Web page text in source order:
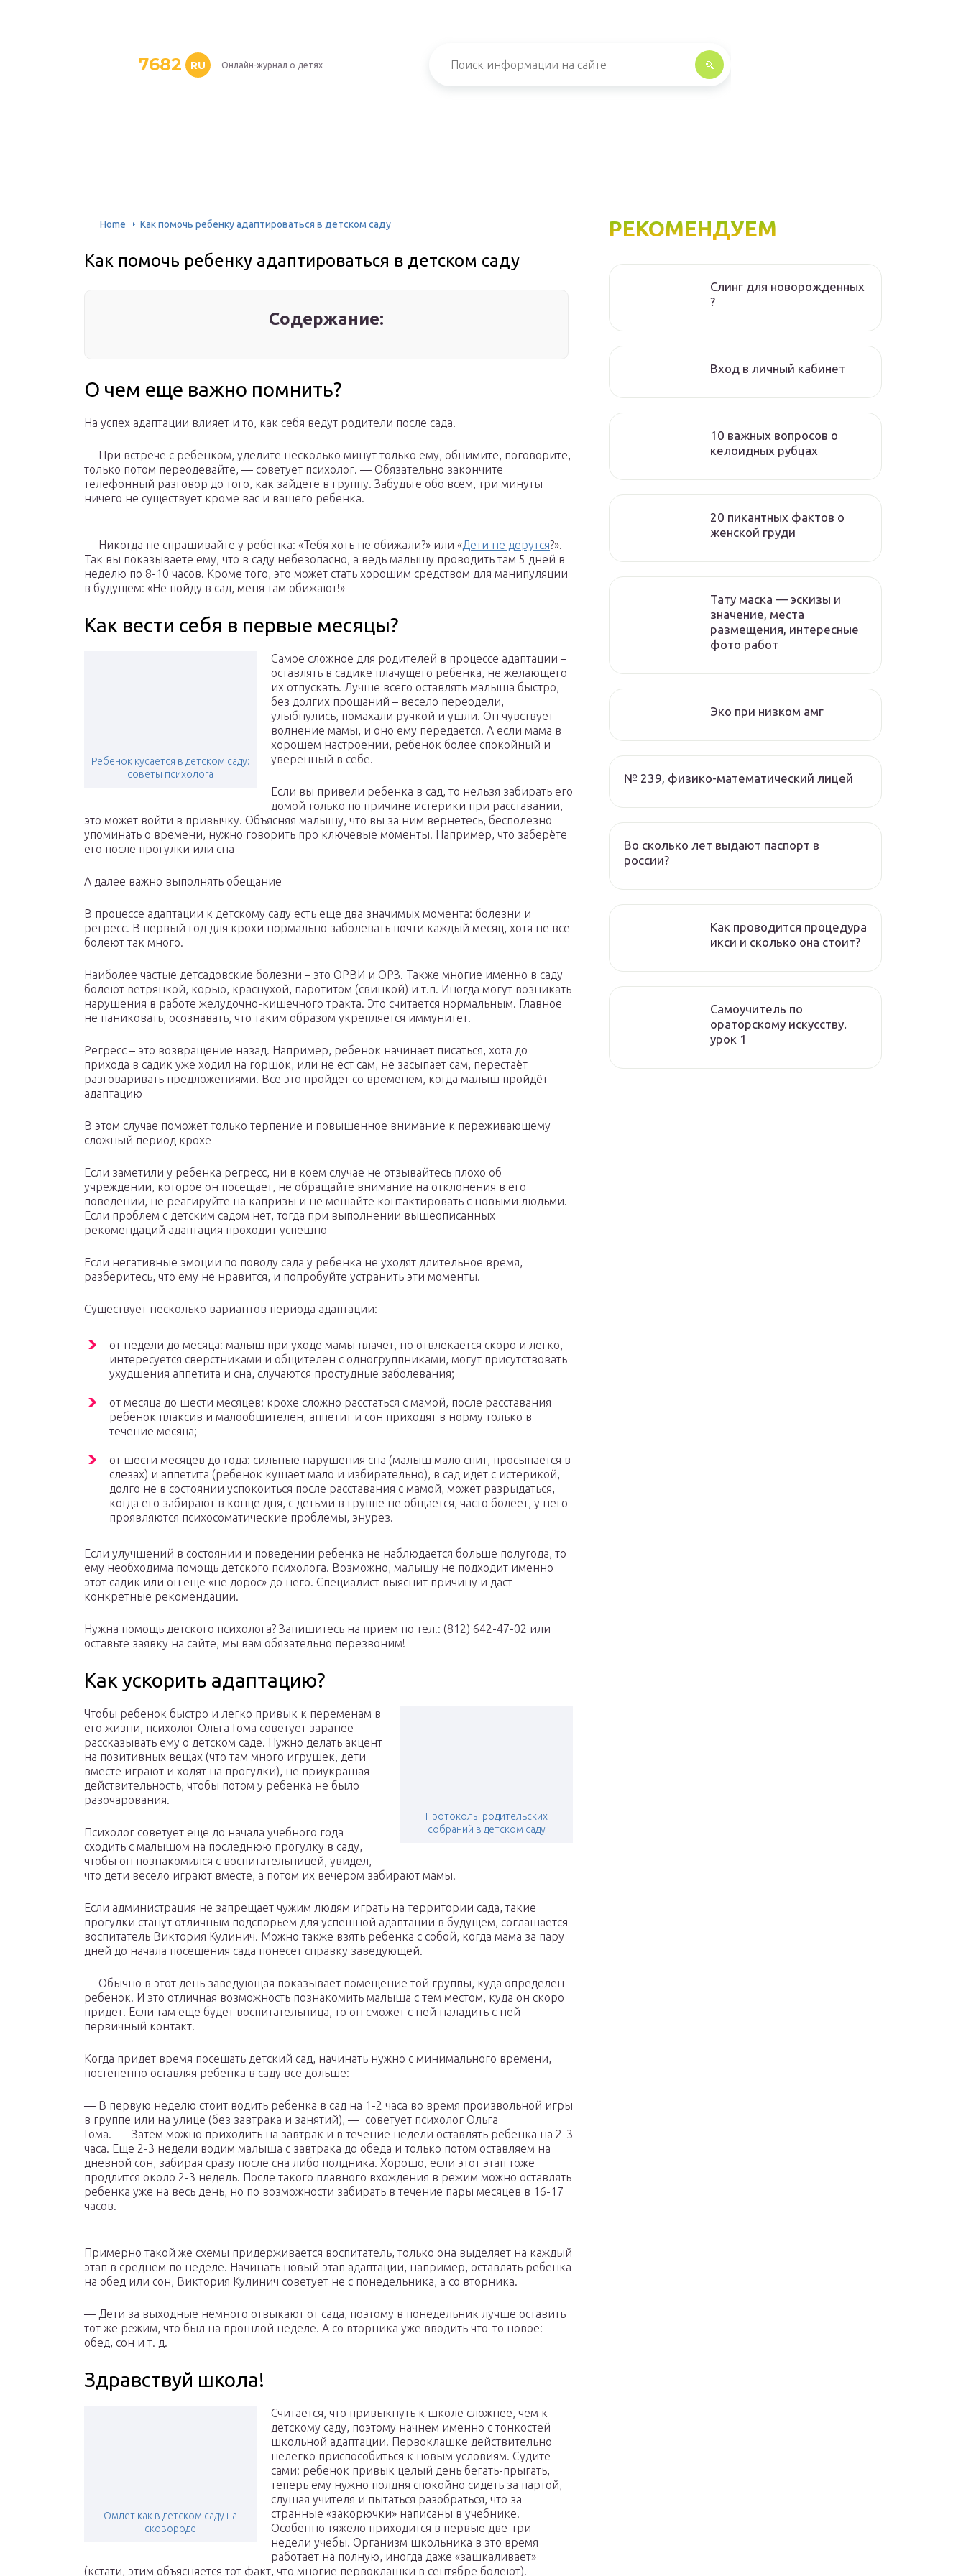
7682 RU Онлайн-журнал о детях
Home Как помочь ребенку адаптироваться в детском саду
Как помочь ребенку адаптироваться в детском саду
Содержание:
О чем еще важно помнить?
На успех адаптации влияет и то, как себя ведут родители после сада.
— При встрече с ребенком, уделите несколько минут только ему, обнимите, поговорите,
только потом переодевайте, — советует психолог. — Обязательно закончите
телефонный разговор до того, как зайдете в группу. Забудьте обо всем, три минуты
ничего не существует кроме вас и вашего ребенка.
— Никогда не спрашивайте у ребенка: «Тебя хоть не обижали?» или «Дети не дерутся?».
Так вы показываете ему, что в саду небезопасно, а ведь малышу проводить там 5 дней в
неделю по 8-10 часов. Кроме того, это может стать хорошим средством для манипуляции
в будущем: «Не пойду в сад, меня там обижают!»
Как вести себя в первые месяцы?
Ребёнок кусается в детском саду:
советы психолога
Самое сложное для родителей в процессе адаптации –
оставлять в садике плачущего ребенка, не желающего
их отпускать. Лучше всего оставлять малыша быстро,
без долгих прощаний – весело переодели,
улыбнулись, помахали ручкой и ушли. Он чувствует
волнение мамы, и оно ему передается. А если мама в
хорошем настроении, ребенок более спокойный и
уверенный в себе.
Если вы привели ребенка в сад, то нельзя забирать его
домой только по причине истерики при расставании,
это может войти в привычку. Объясняя малышу, что вы за ним вернетесь, бесполезно
упоминать о времени, нужно говорить про ключевые моменты. Например, что заберёте
его после прогулки или сна
А далее важно выполнять обещание
В процессе адаптации к детскому саду есть еще два значимых момента: болезни и
регресс. В первый год для крохи нормально заболевать почти каждый месяц, хотя не все
болеют так много.
Наиболее частые детсадовские болезни – это ОРВИ и ОРЗ. Также многие именно в саду
болеют ветрянкой, корью, краснухой, паротитом (свинкой) и т.п. Иногда могут возникать
нарушения в работе желудочно-кишечного тракта. Это считается нормальным. Главное
не паниковать, осознавать, что таким образом укрепляется иммунитет.
Регресс – это возвращение назад. Например, ребенок начинает писаться, хотя до
прихода в садик уже ходил на горшок, или не ест сам, не засыпает сам, перестаёт
разговаривать предложениями. Все это пройдет со временем, когда малыш пройдёт
адаптацию
В этом случае поможет только терпение и повышенное внимание к переживающему
сложный период крохе
Если заметили у ребенка регресс, ни в коем случае не отзывайтесь плохо об
учреждении, которое он посещает, не обращайте внимание на отклонения в его
поведении, не реагируйте на капризы и не мешайте контактировать с новыми людьми.
Если проблем с детским садом нет, тогда при выполнении вышеописанных
рекомендаций адаптация проходит успешно
Если негативные эмоции по поводу сада у ребенка не уходят длительное время,
разберитесь, что ему не нравится, и попробуйте устранить эти моменты.
Существует несколько вариантов периода адаптации:
от недели до месяца: малыш при уходе мамы плачет, но отвлекается скоро и легко,
интересуется сверстниками и общителен с одногруппниками, могут присутствовать
ухудшения аппетита и сна, случаются простудные заболевания;
от месяца до шести месяцев: крохе сложно расстаться с мамой, после расставания
ребенок плаксив и малообщителен, аппетит и сон приходят в норму только в
течение месяца;
от шести месяцев до года: сильные нарушения сна (малыш мало спит, просыпается в
слезах) и аппетита (ребенок кушает мало и избирательно), в сад идет с истерикой,
долго не в состоянии успокоиться после расставания с мамой, может разрыдаться,
когда его забирают в конце дня, с детьми в группе не общается, часто болеет, у него
проявляются психосоматические проблемы, энурез.
Если улучшений в состоянии и поведении ребенка не наблюдается больше полугода, то
ему необходима помощь детского психолога. Возможно, малышу не подходит именно
этот садик или он еще «не дорос» до него. Специалист выяснит причину и даст
конкретные рекомендации.
Нужна помощь детского психолога? Запишитесь на прием по тел.: (812) 642-47-02 или
оставьте заявку на сайте, мы вам обязательно перезвоним!
Как ускорить адаптацию?
Протоколы родительских
собраний в детском саду
Чтобы ребенок быстро и легко привык к переменам в
его жизни, психолог Ольга Гома советует заранее
рассказывать ему о детском саде. Нужно делать акцент
на позитивных вещах (что там много игрушек, дети
вместе играют и ходят на прогулки), не приукрашая
действительность, чтобы потом у ребенка не было
разочарования.
Психолог советует еще до начала учебного года
сходить с малышом на последнюю прогулку в саду,
чтобы он познакомился с воспитательницей, увидел,
что дети весело играют вместе, а потом их вечером забирают мамы.
Если администрация не запрещает чужим людям играть на территории сада, такие
прогулки станут отличным подспорьем для успешной адаптации в будущем, соглашается
воспитатель Виктория Кулинич. Можно также взять ребенка с собой, когда мама за пару
дней до начала посещения сада понесет справку заведующей.
— Обычно в этот день заведующая показывает помещение той группы, куда определен
ребенок. И это отличная возможность познакомить малыша с тем местом, куда он скоро
придет. Если там еще будет воспитательница, то он сможет с ней наладить с ней
первичный контакт.
Когда придет время посещать детский сад, начинать нужно с минимального времени,
постепенно оставляя ребенка в саду все дольше:
— В первую неделю стоит водить ребенка в сад на 1-2 часа во время произвольной игры
в группе или на улице (без завтрака и занятий), — советует психолог Ольга
Гома. — Затем можно приходить на завтрак и в течение недели оставлять ребенка на 2-3
часа. Еще 2-3 недели водим малыша с завтрака до обеда и только потом оставляем на
дневной сон, забирая сразу после сна либо полдника. Хорошо, если этот этап тоже
продлится около 2-3 недель. После такого плавного вхождения в режим можно оставлять
ребенка уже на весь день, но по возможности забирать в течение пары месяцев в 16-17
часов.
Примерно такой же схемы придерживается воспитатель, только она выделяет на каждый
этап в среднем по неделе. Начинать новый этап адаптации, например, оставлять ребенка
на обед или сон, Виктория Кулинич советует не с понедельника, а со вторника.
— Дети за выходные немного отвыкают от сада, поэтому в понедельник лучше оставить
тот же режим, что был на прошлой неделе. А со вторника уже вводить что-то новое:
обед, сон и т. д.
Здравствуй школа!
Омлет как в детском саду на
сковороде
Считается, что привыкнуть к школе сложнее, чем к
детскому саду, поэтому начнем именно с тонкостей
школьной адаптации. Первоклашке действительно
нелегко приспособиться к новым условиям. Судите
сами: ребенок привык целый день бегать-прыгать,
теперь ему нужно полдня спокойно сидеть за партой,
слушая учителя и пытаться разобраться, что за
странные «закорючки» написаны в учебнике.
Особенно тяжело приходится в первые две-три
недели учебы. Организм школьника в это время
работает на полную, иногда даже «зашкаливает»
(кстати, этим объясняется тот факт, что многие первоклашки в сентябре болеют).
РЕКОМЕНДУЕМ
Слинг для новорожденных
?
Вход в личный кабинет
10 важных вопросов о
келоидных рубцах
20 пикантных фактов о
женской груди
Тату маска — эскизы и
значение, места
размещения, интересные
фото работ
Эко при низком амг
№ 239, физико-математический лицей
Во сколько лет выдают паспорт в
россии?
Как проводится процедура
икси и сколько она стоит?
Самоучитель по
ораторскому искусству.
урок 1